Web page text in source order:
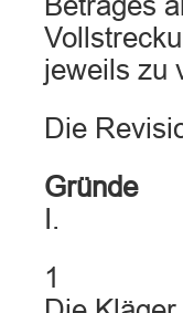
jeweils zu
Die
Gründe
I.
1